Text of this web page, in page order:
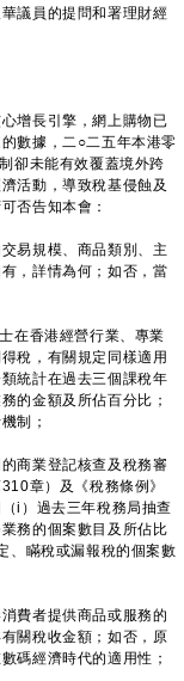
議員的提問和署理財經
增長引擎，網上購物已
數據，二○二五年本港零
卻未能有效覆蓋境外跨
活動，導致稅基侵蝕及
否告知本會：
易規模、商品類別、主
，詳情為何；如否，當
在香港經營行業、專業
稅，有關規定同樣適用
統計在過去三個課稅年
的金額及所佔百分比；
制；
商業登記核查及稅務審
章）及《稅務條例》
i）過去三年稅務局抽查
務的個案數目及所佔比
、瞞稅或漏報稅的個案數
費者提供商品或服務的
關稅收金額；如否，原
碼經濟時代的適用性；